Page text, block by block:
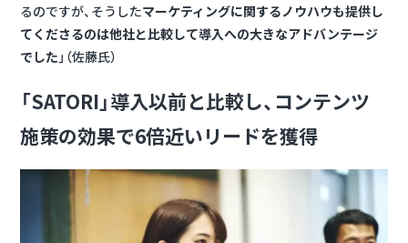
るのですが、そうしたマーケティングに関するノウハウも提供し
てくださるのは他社と比較して導入への大きなアドバンテージ
でした 」（佐藤氏）
「SATORI」導入以前と比較し、コンテンツ
施策の効果で6倍近いリードを獲得